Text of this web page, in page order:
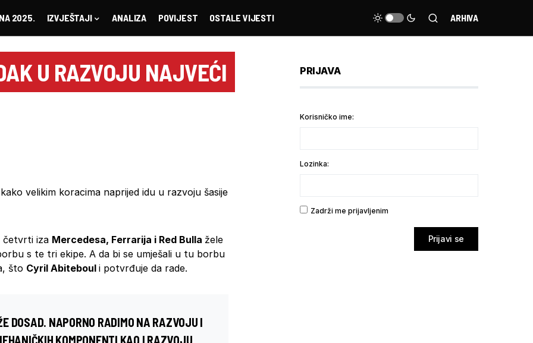
2025. IZVJEŠTAJI ANALIZA POVIJEST OSTALE VIJESTI ARHIVA
U RAZVOJU NAJVEĆI
velikim koracima naprijed idu u razvoju šasije
četvrti iza Mercedesa, Ferrarija i Red Bulla žele
s te tri ekipe. A da bi se umješali u tu borbu
što Cyril Abiteboul i potvrđuje da rade.
DOSAD. NAPORNO RADIMO NA RAZVOJU I
PRIJAVA
Korisničko ime:
Lozinka:
Zadrži me prijavljenim
Prijavi se